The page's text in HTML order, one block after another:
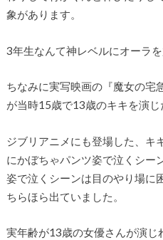
象があります。
3年生なんて神レベルにオーラを
ちなみに実写映画の『魔女の宅
が当時15歳で13歳のキキを演じ
ジブリアニメにも登場した、キ
にかぼちゃパンツ姿で泣くシー
姿で泣くシーンは目のやり場に
ちらほら出ていました。
実年齢が13歳の女優さんが演